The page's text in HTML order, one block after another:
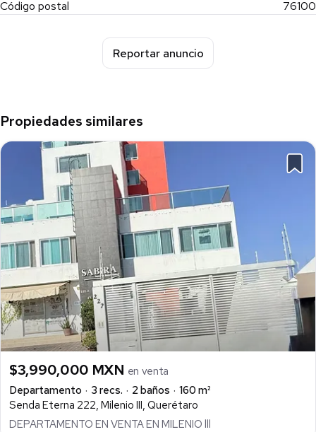
✔️ Inversionistas (renta inmediata)
✔️ Quien busca practicidad + estilo de vida
Código postal
76100
Reportar anuncio
Propiedades similares
$3,990,000 MXN en venta
Departamento
3 recs. 2 baños
160 m²
Senda Eterna 222, Milenio III, Querétaro
DEPARTAMENTO EN VENTA EN MILENIO lll